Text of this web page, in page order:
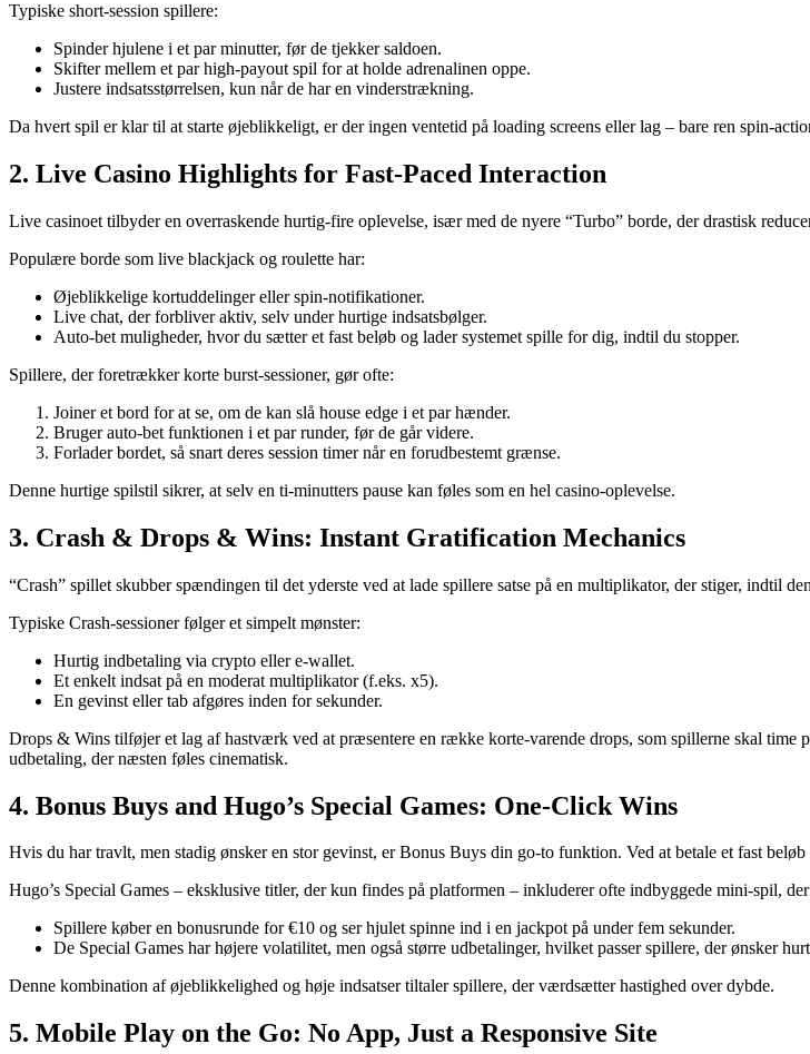
Typiske short‑session spillere:
Spinder hjulene i et par minutter, før de tjekker saldoen.
Skifter mellem et par high‑payout spil for at holde adrenalinen oppe.
Justere indsatsstørrelsen, kun når de har en vinderstrækning.
Da hvert spil er klar til at starte øjeblikkeligt, er der ingen ventetid på loading screens eller lag – bare ren
2. Live Casino Highlights for Fast‑Paced Interaction
Live casinoet tilbyder en overraskende hurtig‑fire oplevelse, især med de nyere “Turbo” borde, der drastisk
Populære borde som live blackjack og roulette har:
Øjeblikkelige kortuddelinger eller spin‑notifikationer.
Live chat, der forbliver aktiv, selv under hurtige indsatsbølger.
Auto‑bet muligheder, hvor du sætter et fast beløb og lader systemet spille for dig, indtil du stopper.
Spillere, der foretrækker korte burst‑sessioner, gør ofte:
Joiner et bord for at se, om de kan slå house edge i et par hænder.
Bruger auto‑bet funktionen i et par runder, før de går videre.
Forlader bordet, så snart deres session timer når en forudbestemt grænse.
Denne hurtige spilstil sikrer, at selv en ti‑minutters pause kan føles som en hel casino‑oplevelse.
3. Crash & Drops & Wins: Instant Gratification Mechanics
“Crash” spillet skubber spændingen til det yderste ved at lade spillere satse på en multiplikator, der stiger, indtil
Typiske Crash‑sessioner følger et simpelt mønster:
Hurtig indbetaling via crypto eller e‑wallet.
Et enkelt indsat på en moderat multiplikator (f.eks. x5).
En gevinst eller tab afgøres inden for sekunder.
Drops & Wins tilføjer et lag af hastværk ved at præsentere en række korte‑varende drops, som spillerne skal
udbetaling, der næsten føles cinematisk.
4. Bonus Buys and Hugo’s Special Games: One‑Click Wins
Hvis du har travlt, men stadig ønsker en stor gevinst, er Bonus Buys din go‑to funktion. Ved at betale et fast
Hugo’s Special Games – eksklusive titler, der kun findes på platformen – inkluderer ofte indbyggede mini‑spil,
Spillere køber en bonusrunde for €10 og ser hjulet spinne ind i en jackpot på under fem sekunder.
De Special Games har højere volatilitet, men også større udbetalinger, hvilket passer spillere, der ønsker
Denne kombination af øjeblikkelighed og høje indsatser tiltaler spillere, der værdsætter hastighed over dybde.
5. Mobile Play on the Go: No App, Just a Responsive Site